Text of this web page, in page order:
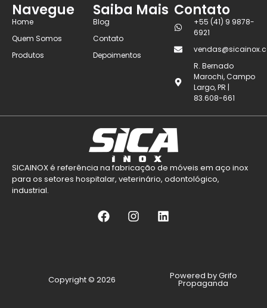
Navegue
Home
Quem Somos
Produtos
Saiba Mais
Blog
Contato
Depoimentos
Contato
+55 (41) 9 9878-
6921
R. Bernado
Marochi, Campo
Largo, PR |
83.608-661
SICAINOX é referência na fabricação de móveis em aço inox
para os setores hospitalar, veterinário, odontológico,
industrial.
Copyright © 2026 Powered by Grifo
Propaganda